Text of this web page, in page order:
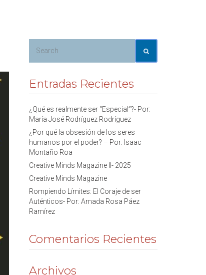
Entradas Recientes
¿Qué es realmente ser “Especial”?- Por:
María José Rodríguez Rodríguez
¿Por qué la obsesión de los seres
humanos por el poder? – Por: Isaac
Montaño Roa
Creative Minds Magazine II- 2025
Creative Minds Magazine
Rompiendo Límites: El Coraje de ser
Auténticos- Por: Amada Rosa Páez
Ramírez
Comentarios Recientes
Archivos